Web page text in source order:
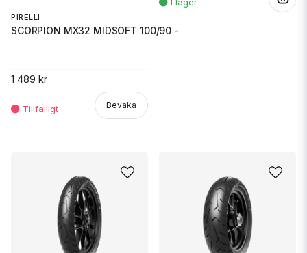
PIRELLI
SCORPION MX32 MIDSOFT 100/90 -
1 489 kr
Bevaka